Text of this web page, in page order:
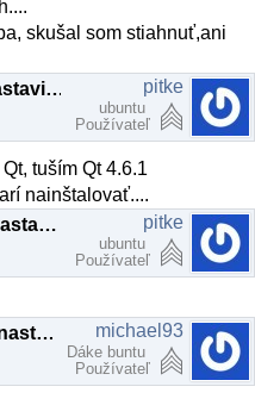
skušal som stiahnuť,ani
Re: Ubuntu, ako nastaviť systémový vzhľad pre aplikácie z KDE
pitke
ubuntu
Používateľ
tuším Qt 4.6.1
nainštalovať....
Re: Ubuntu, ako nastaviť systémový vzhľad pre aplikácie z KDE
pitke
ubuntu
Používateľ
Re: Ubuntu, ako nastaviť systémový vzhľad pre aplikácie z KDE
michael93
Dáke buntu
Používateľ